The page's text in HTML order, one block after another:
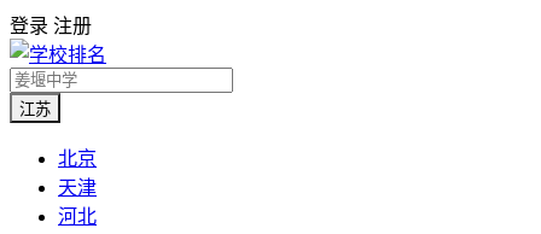
登录 注册
江苏
北京
天津
河北